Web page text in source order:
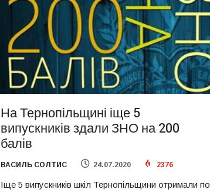
На Тернопільщині іще 5
випускників здали ЗНО на 200
балів
ВАСИЛЬ СОЛТИС 24.07.2020 2376
Іще 5 випускників шкіл Тернопільщини отримали по